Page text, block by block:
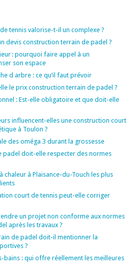
tennis valorise-t-il un complexe ?
devis construction terrain de padel ?
: pourquoi faire appel à un
son espace
d arbre : ce qu’il faut prévoir
le prix construction terrain de padel ?
: Est-elle obligatoire et que doit-elle
influencent-elles une construction court
à Toulon ?
des oméga 3 durant la grossesse
padel doit-elle respecter des normes
chaleur à Plaisance-du-Touch les plus
court de tennis peut-elle corriger
un projet non conforme aux normes
après les travaux ?
de padel doit-il mentionner la
?
bains : qui offre réellement les meilleures